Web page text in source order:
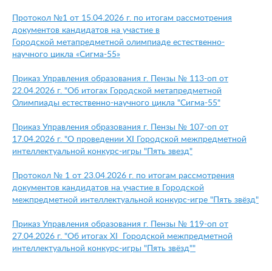
Протокол №1 от 15.04.2026 г. по итогам рассмотрения
документов кандидатов на участие в
Городской метапредметной олимпиаде естественно-
научного цикла «Сигма-55»
Приказ Управления образования г. Пензы № 113-оп от
22.04.2026 г. "Об итогах Городской метапредметной
Олимпиады естественно-научного цикла "Сигма-55"
Приказ Управления образования г. Пензы № 107-оп от
17.04.2026 г. "О проведении XI Городской межпредметной
интеллектуальной конкурс-игры "Пять звезд"
Протокол № 1 от 23.04.2026 г. по итогам рассмотрения
документов кандидатов на участие в Городской
межпредметной интеллектуальной конкурс-игре "Пять звёзд"
Приказ Управления образования г. Пензы № 119-оп от
27.04.2026 г. "Об итогах XI Г ородской межпредметной
интеллектуальной конкурс-игры "Пять звёзд""